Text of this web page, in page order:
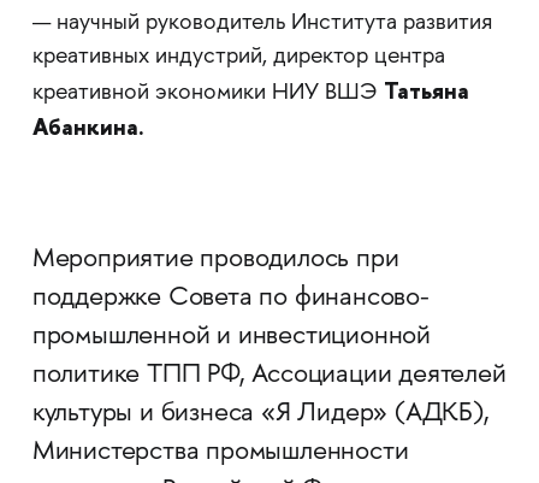
— научный руководитель Института развития
креативных индустрий, директор центра
креативной экономики НИУ ВШЭ Татьяна
Абанкина.
Мероприятие проводилось при
поддержке Совета по финансово-
промышленной и инвестиционной
политике ТПП РФ, Ассоциации деятелей
культуры и бизнеса «Я Лидер» (АДКБ),
Министерства промышленности